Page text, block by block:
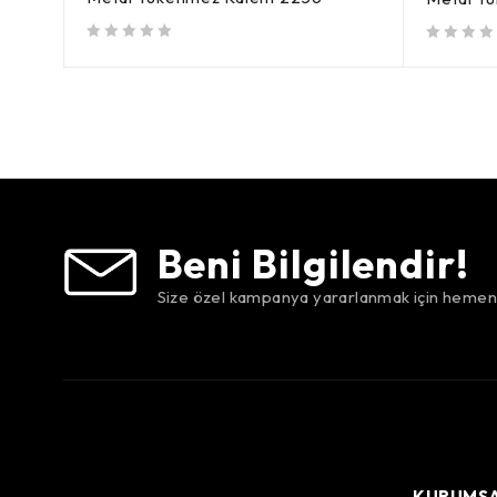
Beni Bilgilendir!
Size özel kampanya yararlanmak için hemen